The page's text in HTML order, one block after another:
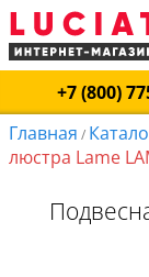
+7 (800)
Главная /
люстра Lame